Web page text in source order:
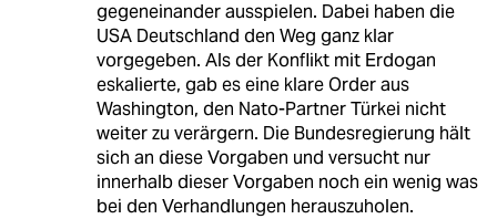
gegeneinander ausspielen. Dabei haben die
USA Deutschland den Weg ganz klar
vorgegeben. Als der Konflikt mit Erdogan
eskalierte, gab es eine klare Order aus
Washington, den Nato-Partner Türkei nicht
weiter zu verärgern. Die Bundesregierung hält
sich an diese Vorgaben und versucht nur
innerhalb dieser Vorgaben noch ein wenig was
bei den Verhandlungen herauszuholen.